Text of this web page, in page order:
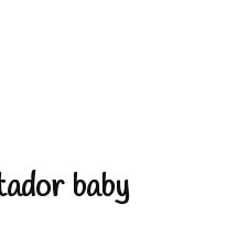
baby